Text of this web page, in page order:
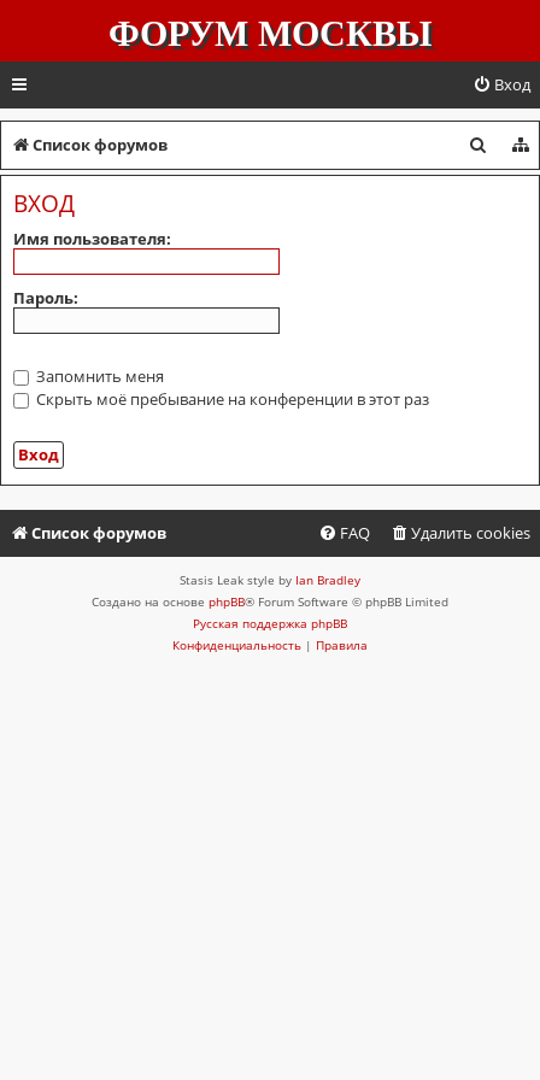
ФОРУМ МОСКВЫ
Вход
Список форумов
о
ВХОД
Имя пользователя:
Пароль:
Запомнить меня
Скрыть моё пребывание на конференции в этот раз
Список форумов Удалить cookies
FAQ
Stasis Leak style by Ian Bradley
Создано на основе phpBB® Forum Software © phpBB Limited
Русская поддержка phpBB
Конфиденциальность | Правила